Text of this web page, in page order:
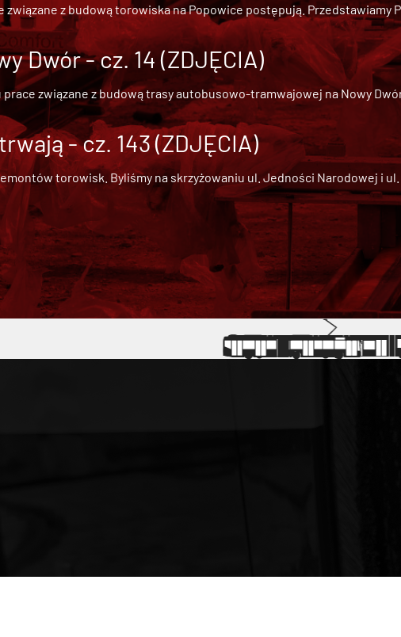
związane z budową torowiska na Popowice postępują. Przedstawiamy
Dwór - cz. 14 (ZDJĘCIA)
prace związane zbudową trasy autobusowo-tramwajowej na Nowy
- cz. 143 (ZDJĘCIA)
torowisk. Byliśmy na skrzyżowaniu ul. Jedności Narodowej i ul.